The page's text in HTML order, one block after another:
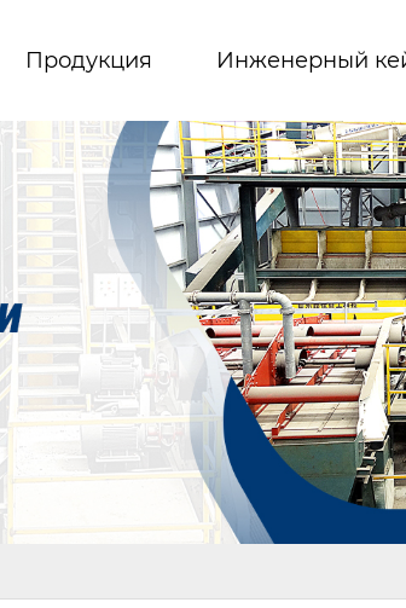
Продукция Инженерный